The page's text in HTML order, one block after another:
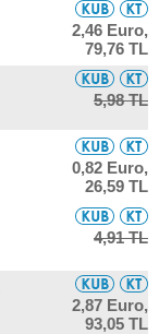
2,46 Euro,
79,76 TL
5,98 TL
0,82 Euro,
26,59 TL
4,91 TL
2,87 Euro,
93,05 TL